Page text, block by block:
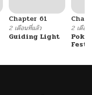
Chapter 61
2 เดือนที่แล้ว
Guiding Light
2 เดือน